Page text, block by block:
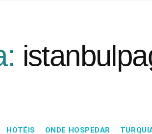
HOTÉIS ONDE HOSPEDAR